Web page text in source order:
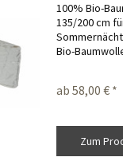
100% Bio-
135/200 cm
Bio-
geeignet
ab 58,00 € *
Zum